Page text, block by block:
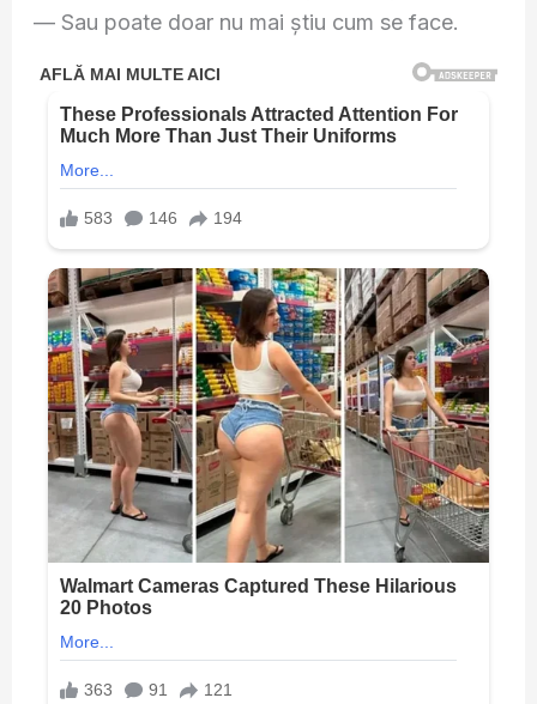
— Sau poate doar nu mai știu cum se face.